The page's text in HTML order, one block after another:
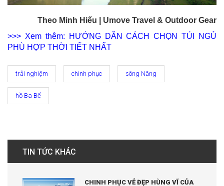
Theo Minh Hiếu | Umove Travel & Outdoor Gear
>>> Xem thêm: HƯỚNG DẪN CÁCH CHỌN TÚI NGỦ
PHÙ HỢP THỜI TIẾT NHẤT
trải nghiệm chinh phục sông Năng
hồ Ba Bể
TIN TỨC KHÁC
CHINH PHỤC VẺ ĐẸP HÙNG VĨ CỦA